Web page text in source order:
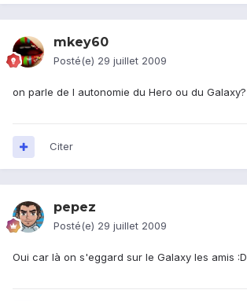
mkey60
Posté(e) 29 juillet 2009
on parle de l autonomie du Hero ou du Galaxy?
Citer
pepez
Posté(e) 29 juillet 2009
Oui car là on s'eggard sur le Galaxy les amis :D